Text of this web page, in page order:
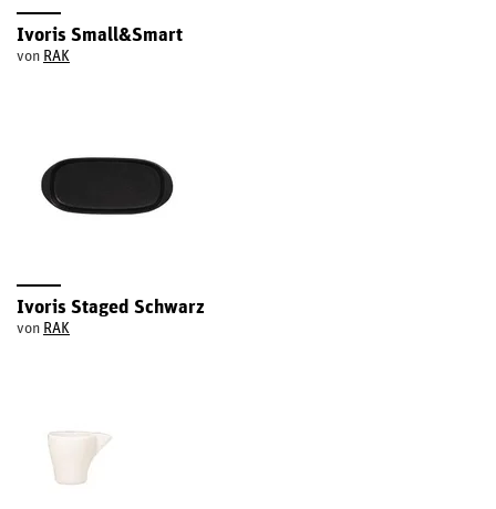
Ivoris Small&Smart
von RAK
Ivoris Staged Schwarz
von RAK